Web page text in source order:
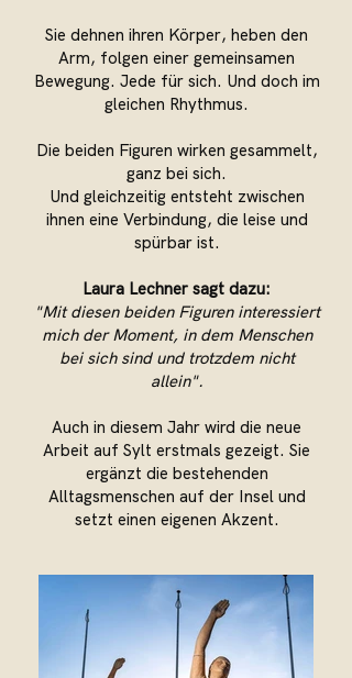
Sie dehnen ihren Körper, heben den
Arm, folgen einer gemeinsamen
Bewegung. Jede für sich. Und doch im
gleichen Rhythmus.
Die beiden Figuren wirken gesammelt,
ganz bei sich.
Und gleichzeitig entsteht zwischen
ihnen eine Verbindung, die leise und
spürbar ist.
Laura Lechner sagt dazu:
"Mit diesen beiden Figuren interessiert
mich der Moment, in dem Menschen
bei sich sind und trotzdem nicht
allein".
Auch in diesem Jahr wird die neue
Arbeit auf Sylt erstmals gezeigt. Sie
ergänzt die bestehenden
Alltagsmenschen auf der Insel und
setzt einen eigenen Akzent.